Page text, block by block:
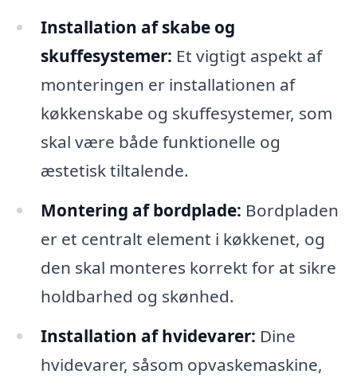
Installation af skabe og
skuffesystemer: Et vigtigt aspekt af
monteringen er installationen af
køkkenskabe og skuffesystemer, som
skal være både funktionelle og
æstetisk tiltalende.
Montering af bordplade: Bordpladen
er et centralt element i køkkenet, og
den skal monteres korrekt for at sikre
holdbarhed og skønhed.
Installation af hvidevarer: Dine
hvidevarer, såsom opvaskemaskine,